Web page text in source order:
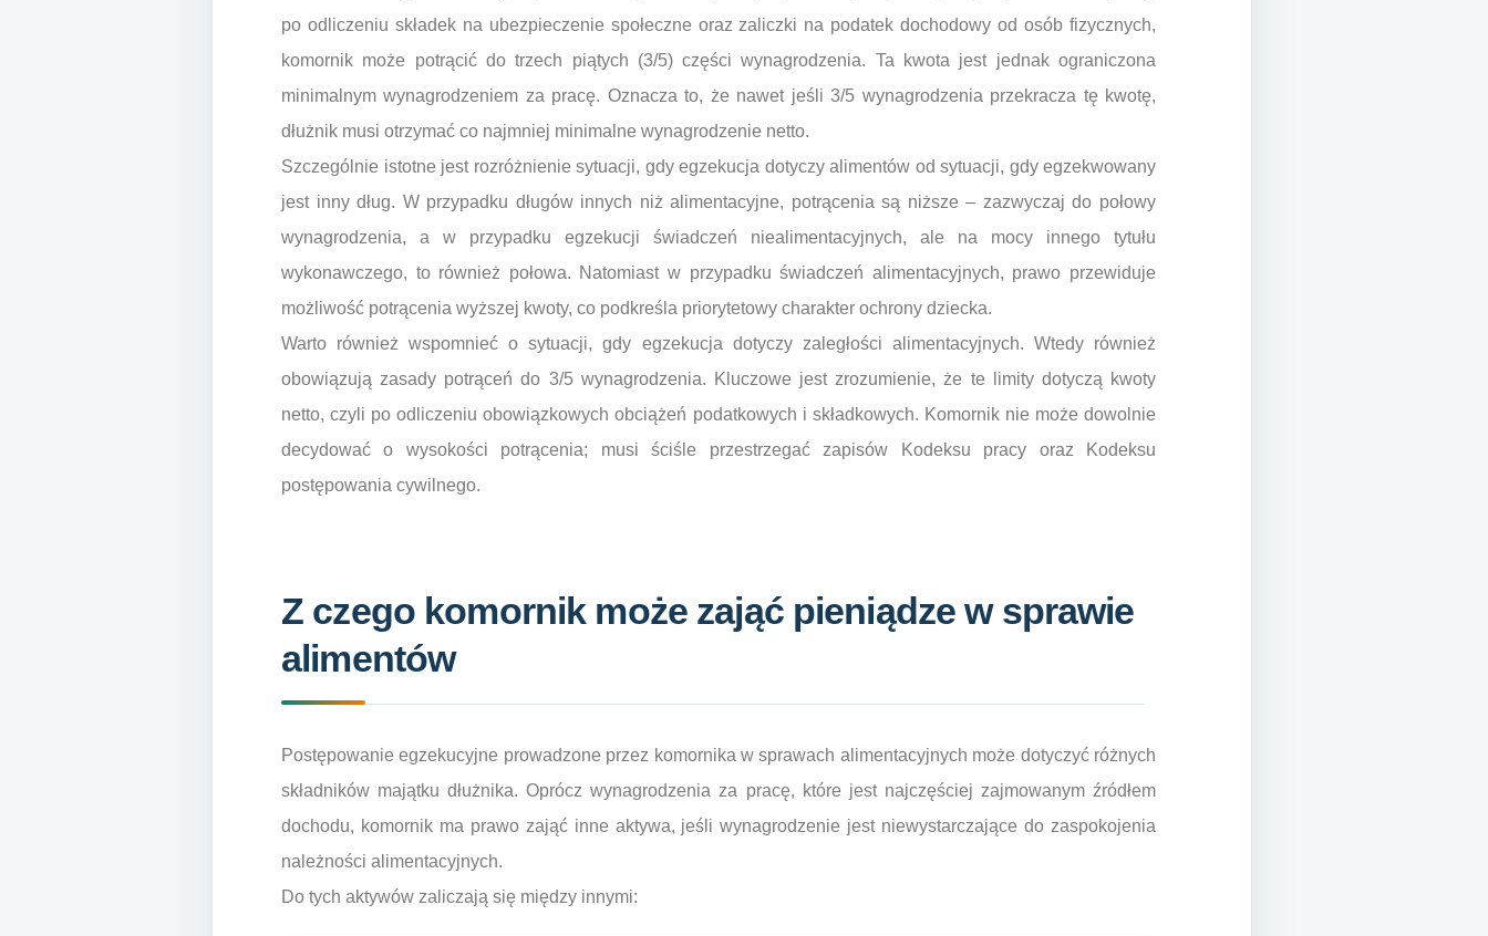
po odliczeniu składek na ubezpieczenie społeczne oraz zaliczki na podatek dochodowy od osób fizycznych,
komornik może potrącić do trzech piątych (3/5) części wynagrodzenia. Ta kwota jest jednak ograniczona
minimalnym wynagrodzeniem za pracę. Oznacza to, że nawet jeśli 3/5 wynagrodzenia przekracza tę kwotę,
dłużnik musi otrzymać co najmniej minimalne wynagrodzenie netto.
Szczególnie istotne jest rozróżnienie sytuacji, gdy egzekucja dotyczy alimentów od sytuacji, gdy egzekwowany
jest inny dług. W przypadku długów innych niż alimentacyjne, potrącenia są niższe – zazwyczaj do połowy
wynagrodzenia, a w przypadku egzekucji świadczeń niealimentacyjnych, ale na mocy innego tytułu
wykonawczego, to również połowa. Natomiast w przypadku świadczeń alimentacyjnych, prawo przewiduje
możliwość potrącenia wyższej kwoty, co podkreśla priorytetowy charakter ochrony dziecka.
Warto również wspomnieć o sytuacji, gdy egzekucja dotyczy zaległości alimentacyjnych. Wtedy również
obowiązują zasady potrąceń do 3/5 wynagrodzenia. Kluczowe jest zrozumienie, że te limity dotyczą kwoty
netto, czyli po odliczeniu obowiązkowych obciążeń podatkowych i składkowych. Komornik nie może dowolnie
decydować o wysokości potrącenia; musi ściśle przestrzegać zapisów Kodeksu pracy oraz Kodeksu
postępowania cywilnego.
Z czego komornik może zająć pieniądze w sprawie
alimentów
Postępowanie egzekucyjne prowadzone przez komornika w sprawach alimentacyjnych może dotyczyć różnych
składników majątku dłużnika. Oprócz wynagrodzenia za pracę, które jest najczęściej zajmowanym źródłem
dochodu, komornik ma prawo zająć inne aktywa, jeśli wynagrodzenie jest niewystarczające do zaspokojenia
należności alimentacyjnych.
Do tych aktywów zaliczają się między innymi: